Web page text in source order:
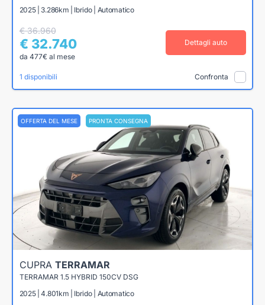
2025 | 3.286km | Ibrido | Automatico
€ 36.960
€ 32.740
da 477€ al mese
Dettagli auto
1 disponibili Confronta
OFFERTA DEL MESE PRONTA CONSEGNA
CUPRA TERRAMAR
TERRAMAR 1.5 HYBRID 150CV DSG
2025 | 4.801km | Ibrido | Automatico